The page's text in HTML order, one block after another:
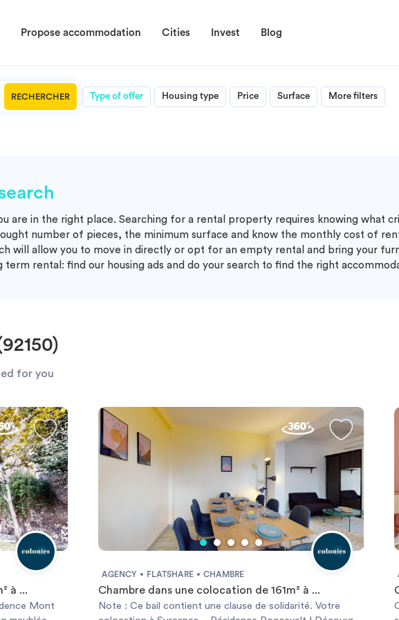
Propose accommodation Cities Invest Blog
RECHERCHER Type of offer Housing type Price Surface More filters
are in the right place. Searching for a rental property requires knowing what
number of pieces, the minimum surface and know the monthly cost of
will allow you to move in directly or opt for an empty rental and bring your
rental: find our housing ads and do your search to find the right
for you
à ...
Mont
AGENCY FLATSHARE CHAMBRE
Chambre dans une colocation de 161m² à ...
Note : Ce bail contient une clause de solidarité. Votre